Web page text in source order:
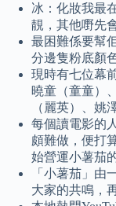
冰：化妝我最
靚，其他嘢先
最困難係要幫
分邊隻粉底顏
現時有七位幕
曉童（童童）
（麗英）、姚
每個讀電影的
頗難做，便打
始營運小薯茄的
「小薯茄」由
大家的共鳴，